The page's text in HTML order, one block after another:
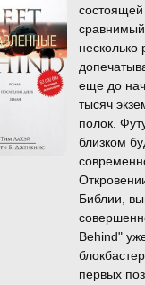
еще до
тысяч
полок.
близком
Библии,
Behind"
первых